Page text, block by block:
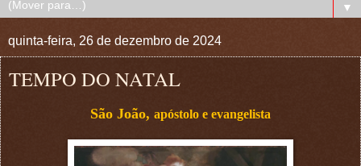
▼
quinta-feira, 26 de dezembro de 2024
TEMPO DO NATAL
São João, apóstolo e evangelista